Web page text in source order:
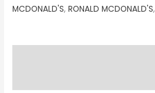
MCDONALD'S,RONALD MCDONALD'S,